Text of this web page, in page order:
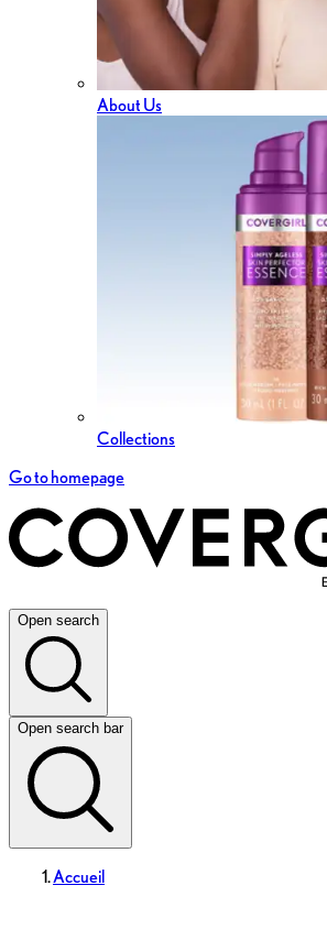
About Us
Collections
Go to homepage
Open search
Open search bar
Accueil